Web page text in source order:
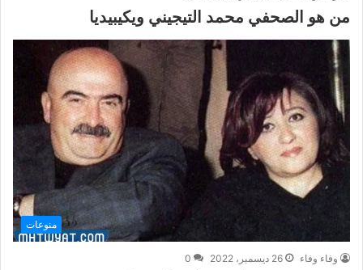
من هو الصحفي محمد التيجيني ويكيبيديا
منوعات
وفاء وفاء 26 ديسمبر، 2022 0